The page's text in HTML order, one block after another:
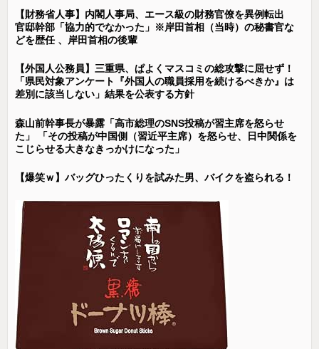
【財務省人事】内閣人事局、エース級の財務官僚を異例転出
官邸幹部「協力的でなかった」※岸田首相（当時）の秘書官な
どを歴任 、岸田首相の後輩
【外国人公務員】三重県、ぱよくマスコミの総攻撃に屈せず！
「県民対象アンケート『外国人の職員採用を続けるべきか』は
差別に該当しない」結果を公表する方針
森山前幹事長が暴露「高市総理のSNS投稿が習主席を怒らせ
た」 「その投稿が中国側（習近平主席）を怒らせ、日中関係を
こじらせる大きなきっかけになった」
【爆笑ｗ】バッグひったくりを試みた男、バイクを盗られる！